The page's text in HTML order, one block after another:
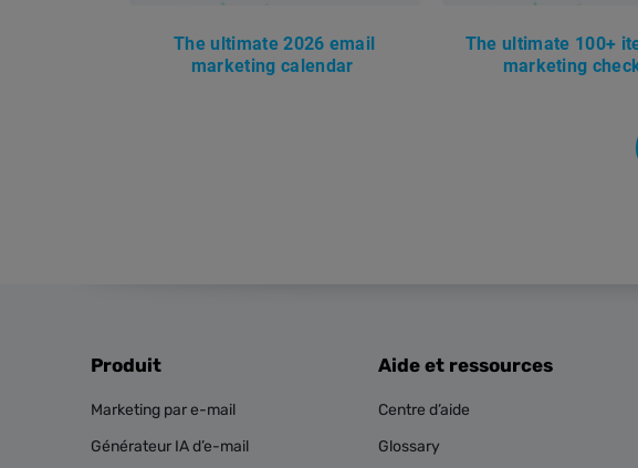
The ultimate 2026 email
marketing calendar
The ultimate 100+
marketing
Produit
Marketing par e-mail
Générateur IA d’e-mail
Aide et ressources
Centre d’aide
Glossary